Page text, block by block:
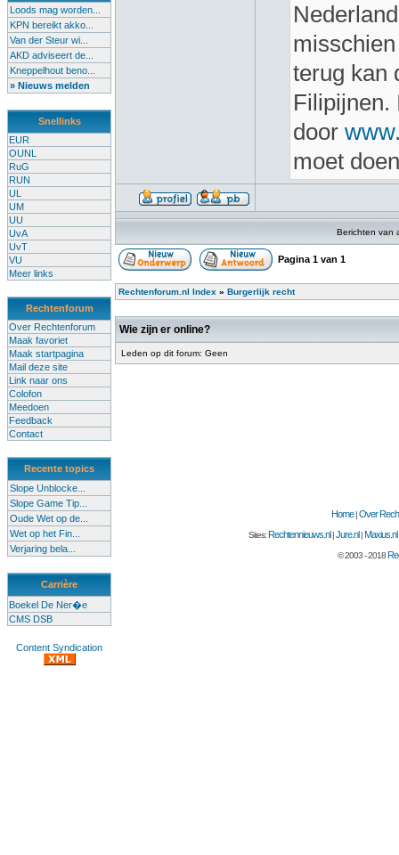
Loods mag worden...
KPN bereikt akko...
Van der Steur wi...
AKD adviseert de...
Kneppelhout beno...
» Nieuws melden
Snellinks
EUR
OUNL
RuG
RUN
UL
UM
UU
UvA
UvT
VU
Meer links
Rechtenforum
Over Rechtenforum
Maak favoriet
Maak startpagina
Mail deze site
Link naar ons
Colofon
Meedoen
Feedback
Contact
Recente topics
Slope Unblocke...
Slope Game Tip...
Oude Wet op de...
Wet op het Fin...
Verjaring bela...
Carrière
Boekel De Ner�e
CMS DSB
Content Syndication
terug kan
Filipijnen.
door
moet
Berichten van
Pagina 1 van 1
Rechtenforum.nl Index » Burgerlijk recht
Wie zijn er online?
Leden op dit forum: Geen
Home|Over
Sites:Rechtennieuws.nl |Jure.nl |Maxius.nl
© 2003 - 2018